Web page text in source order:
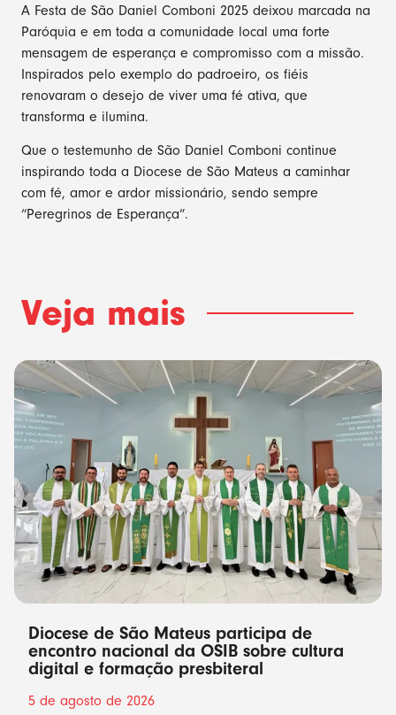
A Festa de São Daniel Comboni 2025 deixou marcada na
Paróquia e em toda a comunidade local uma forte
mensagem de esperança e compromisso com a missão.
Inspirados pelo exemplo do padroeiro, os fiéis
renovaram o desejo de viver uma fé ativa, que
transforma e ilumina.
Que o testemunho de São Daniel Comboni continue
inspirando toda a Diocese de São Mateus a caminhar
com fé, amor e ardor missionário, sendo sempre
“Peregrinos de Esperança”.
Veja mais
Diocese de São Mateus participa de
encontro nacional da OSIB sobre cultura
digital e formação presbiteral
5 de agosto de 2026